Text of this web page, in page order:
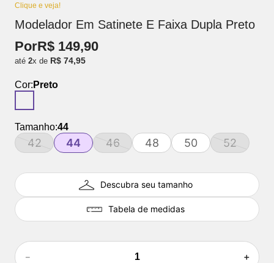
Clique e veja!
Modelador Em Satinete E Faixa Dupla Preto
PorR$ 149,90
até 2x de R$ 74,95
Cor: Preto
Tamanho:44
42 44 46 48 50 52
Descubra seu tamanho
Tabela de medidas
＋
－